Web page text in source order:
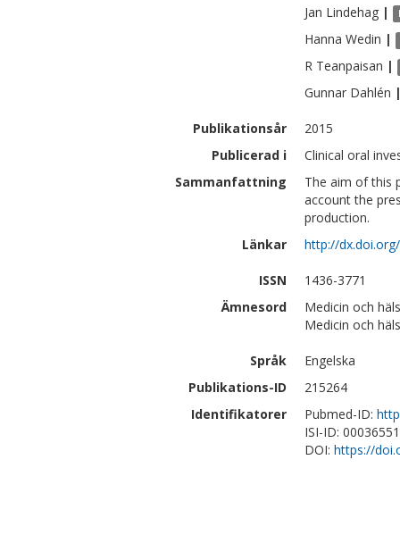
Jan Lindehag |
Hanna Wedin |
R Teanpaisan |
Gunnar Dahlén
Publikationsår
2015
Publicerad i
Clinical oral
Sammanfattning
The aim of this
account the
production.
Länkar
http://
ISSN
1436-3771
Ämnesord
Medicin och
Medicin och
Språk
Engelska
Publikations-ID
215264
Identifikatorer
Pubmed-ID:
ISI-ID:
DOI: https://